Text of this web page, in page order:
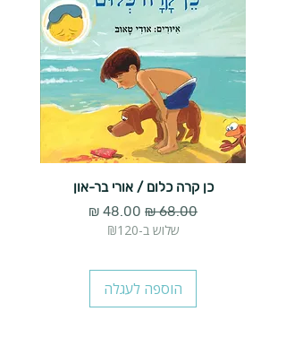
כן קרה כלום / אורי בר-און
מחיר רגיל מחיר מבצע
שלוש ב-₪120
הוספה לעגלה